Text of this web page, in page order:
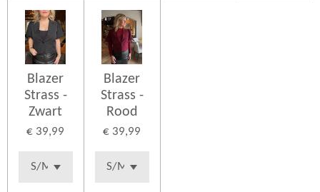
Blazer
Strass -
Zwart
€ 39,99
Blazer
Strass -
Rood
€ 39,99